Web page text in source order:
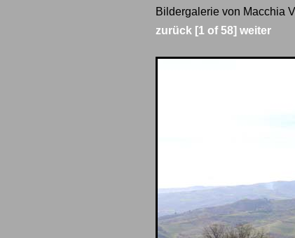
Bildergalerie von Macchia
zurück [1 of 58] weiter